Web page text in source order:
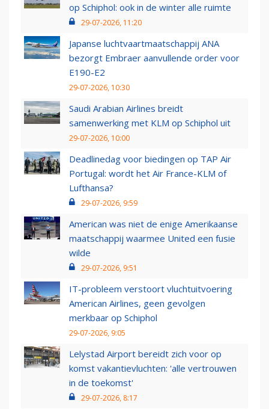
op Schiphol: ook in de winter alle ruimte
29-07-2026, 11:20
Japanse luchtvaartmaatschappij ANA
bezorgt Embraer aanvullende order voor
E190-E2
29-07-2026, 10:30
Saudi Arabian Airlines breidt
samenwerking met KLM op Schiphol uit
29-07-2026, 10:00
Deadlinedag voor biedingen op TAP Air
Portugal: wordt het Air France-KLM of
Lufthansa?
29-07-2026, 9:59
American was niet de enige Amerikaanse
maatschappij waarmee United een fusie
wilde
29-07-2026, 9:51
IT-probleem verstoort vluchtuitvoering
American Airlines, geen gevolgen
merkbaar op Schiphol
29-07-2026, 9:05
Lelystad Airport bereidt zich voor op
komst vakantievluchten: 'alle vertrouwen
in de toekomst'
29-07-2026, 8:17